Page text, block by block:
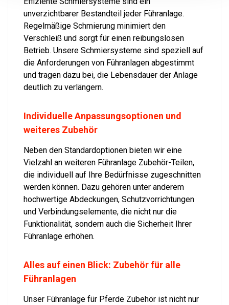
unverzichtbarer Bestandteil jeder Führanlage.
Regelmäßige Schmierung minimiert den
Verschleiß und sorgt für einen reibungslosen
Betrieb. Unsere Schmiersysteme sind speziell auf
die Anforderungen von Führanlagen abgestimmt
und tragen dazu bei, die Lebensdauer der Anlage
deutlich zu verlängern.
Individuelle Anpassungsoptionen und
weiteres Zubehör
Neben den Standardoptionen bieten wir eine
Vielzahl an weiteren Führanlage Zubehör-Teilen,
die individuell auf Ihre Bedürfnisse zugeschnitten
werden können. Dazu gehören unter anderem
hochwertige Abdeckungen, Schutzvorrichtungen
und Verbindungselemente, die nicht nur die
Funktionalität, sondern auch die Sicherheit Ihrer
Führanlage erhöhen.
Alles auf einen Blick: Zubehör für alle
Führanlagen
Unser Führanlage für Pferde Zubehör ist nicht nur